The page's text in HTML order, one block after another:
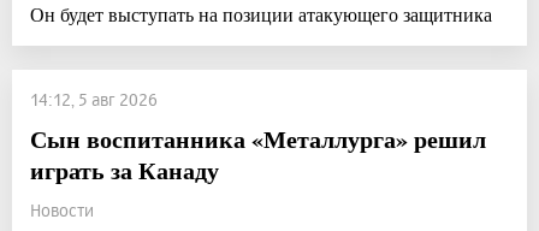
Он будет выступать на позиции атакующего защитника
14:12, 5 авг 2026
Сын воспитанника «Металлурга» решил
играть за Канаду
Новости